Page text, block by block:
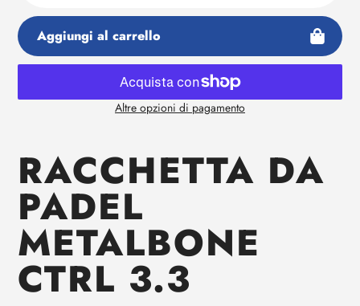
Aggiungi al carrello
Altre opzioni di pagamento
prodotto
tuo
carrello
RACCHETTA DA
PADEL
METALBONE
CTRL 3.3